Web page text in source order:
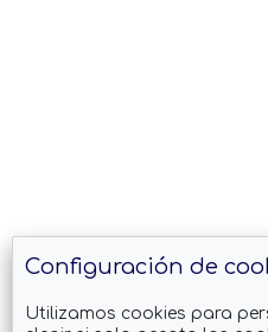
Configuración de
Utilizamos cookies para